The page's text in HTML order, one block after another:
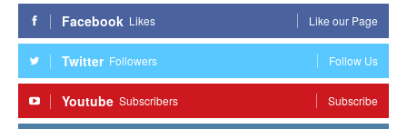
Facebook Likes Like our Page
Twitter Followers Follow Us
Youtube Subscribers Subscribe